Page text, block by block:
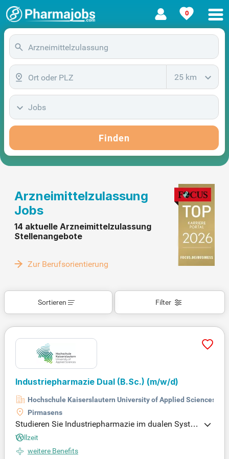
0
25 km
Jobs
Finden
Arzneimittelzulassung
Jobs
14 aktuelle Arzneimittelzulassung
Stellenangebote
Zur Berufsorientierung
Filter
Sortieren
Industriepharmazie Dual (B.Sc.) (m/w/d)
Hochschule Kaiserslautern University of Applied Sciences
Pirmasens
Studieren Sie Industriepharmazie im dualen Syste
m an der Hochschule Kaiserslautern und gestalten
Sie die Zukunft der Gesundheitsversorgung. Erwer
ben Sie fundiertes Wissen über die Entwicklung un
Vollzeit
weitere Benefits